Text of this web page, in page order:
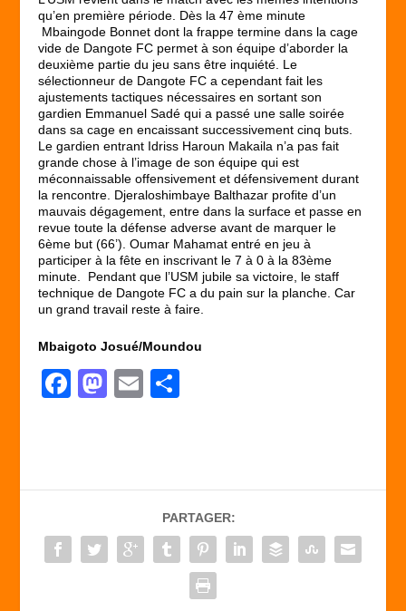
qu’en première période. Dès la 47 ème minute
Mbaingode Bonnet dont la frappe termine dans la cage
vide de Dangote FC permet à son équipe d’aborder la
deuxième partie du jeu sans être inquiété. Le
sélectionneur de Dangote FC a cependant fait les
ajustements tactiques nécessaires en sortant son
gardien Emmanuel Sadé qui a passé une salle soirée
dans sa cage en encaissant successivement cinq buts.
Le gardien entrant Idriss Haroun Makaila n’a pas fait
grande chose à l’image de son équipe qui est
méconnaissable offensivement et défensivement durant
la rencontre. Djeraloshimbaye Balthazar profite d’un
mauvais dégagement, entre dans la surface et passe en
revue toute la défense adverse avant de marquer le
6ème but (66’). Oumar Mahamat entré en jeu à
participer à la fête en inscrivant le 7 à 0 à la 83ème
minute. Pendant que l’USM jubile sa victoire, le staff
technique de Dangote FC a du pain sur la planche. Car
un grand travail reste à faire.
Mbaigoto Josué/Moundou
F
b
o
o
M
d
o
n
E
er
PARTAGER: